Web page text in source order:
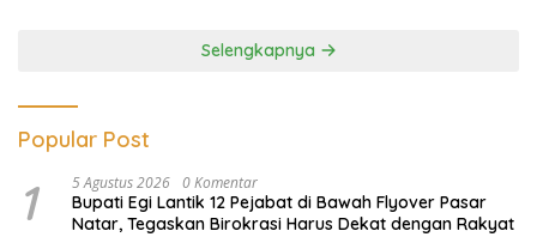
Selengkapnya
Popular Post
1 5 Agustus 2026 0 Komentar
Bupati Egi Lantik 12 Pejabat di Bawah Flyover Pasar
Natar, Tegaskan Birokrasi Harus Dekat dengan Rakyat